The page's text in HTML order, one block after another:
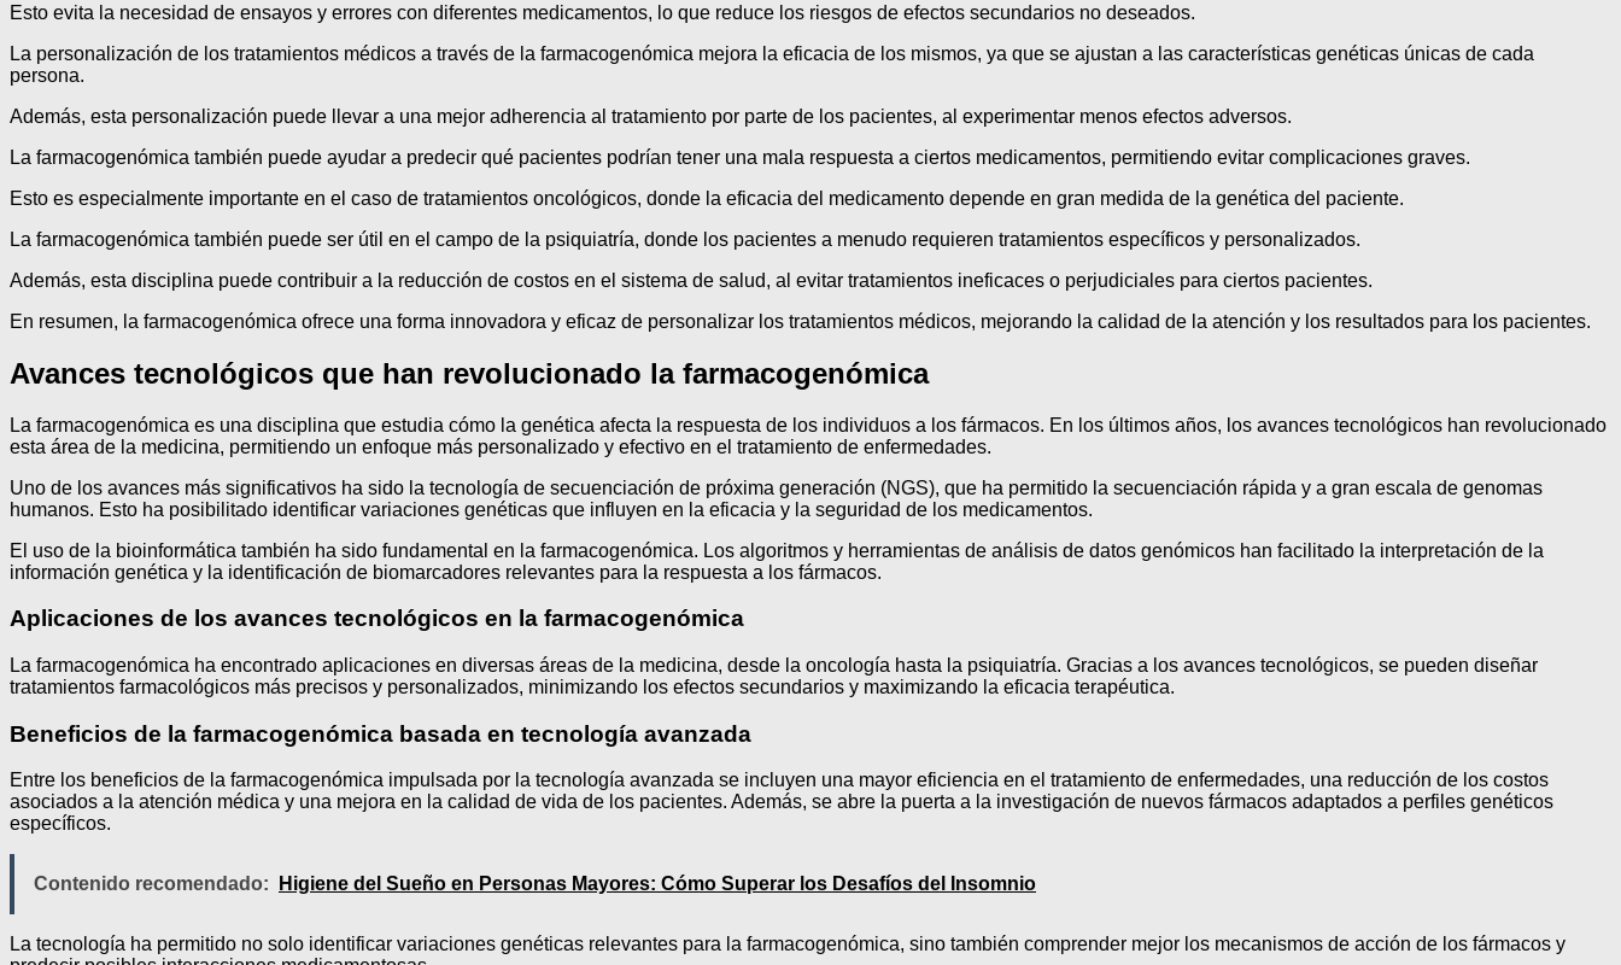
Esto evita la necesidad de ensayos y errores con diferentes medicamentos, lo que reduce los riesgos de efectos secundarios no deseados.
La personalización de los tratamientos médicos a través de la farmacogenómica mejora la eficacia de los mismos, ya que se ajustan a las características genéticas únicas de cada
persona.
Además, esta personalización puede llevar a una mejor adherencia al tratamiento por parte de los pacientes, al experimentar menos efectos adversos.
La farmacogenómica también puede ayudar a predecir qué pacientes podrían tener una mala respuesta a ciertos medicamentos, permitiendo evitar complicaciones graves.
Esto es especialmente importante en el caso de tratamientos oncológicos, donde la eficacia del medicamento depende en gran medida de la genética del paciente.
La farmacogenómica también puede ser útil en el campo de la psiquiatría, donde los pacientes a menudo requieren tratamientos específicos y personalizados.
Además, esta disciplina puede contribuir a la reducción de costos en el sistema de salud, al evitar tratamientos ineficaces o perjudiciales para ciertos pacientes.
En resumen, la farmacogenómica ofrece una forma innovadora y eficaz de personalizar los tratamientos médicos, mejorando la calidad de la atención y los resultados para los pacientes.
Avances tecnológicos que han revolucionado la farmacogenómica
La farmacogenómica es una disciplina que estudia cómo la genética afecta la respuesta de los individuos a los fármacos. En los últimos años, los avances tecnológicos han revolucionado
esta área de la medicina, permitiendo un enfoque más personalizado y efectivo en el tratamiento de enfermedades.
Uno de los avances más significativos ha sido la tecnología de secuenciación de próxima generación (NGS), que ha permitido la secuenciación rápida y a gran escala de genomas
humanos. Esto ha posibilitado identificar variaciones genéticas que influyen en la eficacia y la seguridad de los medicamentos.
El uso de la bioinformática también ha sido fundamental en la farmacogenómica. Los algoritmos y herramientas de análisis de datos genómicos han facilitado la interpretación de la
información genética y la identificación de biomarcadores relevantes para la respuesta a los fármacos.
Aplicaciones de los avances tecnológicos en la farmacogenómica
La farmacogenómica ha encontrado aplicaciones en diversas áreas de la medicina, desde la oncología hasta la psiquiatría. Gracias a los avances tecnológicos, se pueden diseñar
tratamientos farmacológicos más precisos y personalizados, minimizando los efectos secundarios y maximizando la eficacia terapéutica.
Beneficios de la farmacogenómica basada en tecnología avanzada
Entre los beneficios de la farmacogenómica impulsada por la tecnología avanzada se incluyen una mayor eficiencia en el tratamiento de enfermedades, una reducción de los costos
asociados a la atención médica y una mejora en la calidad de vida de los pacientes. Además, se abre la puerta a la investigación de nuevos fármacos adaptados a perfiles genéticos
específicos.
Contenido recomendado: Higiene del Sueño en Personas Mayores: Cómo Superar los Desafíos del Insomnio
La tecnología ha permitido no solo identificar variaciones genéticas relevantes para la farmacogenómica, sino también comprender mejor los mecanismos de acción de los fármacos y